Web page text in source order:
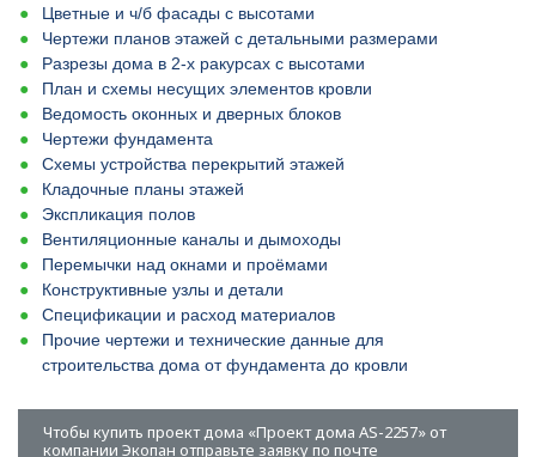
Цветные и ч/б фасады с высотами
Чертежи планов этажей с детальными размерами
Разрезы дома в 2-х ракурсах с высотами
План и схемы несущих элементов кровли
Ведомость оконных и дверных блоков
Чертежи фундамента
Схемы устройства перекрытий этажей
Кладочные планы этажей
Экспликация полов
Вентиляционные каналы и дымоходы
Перемычки над окнами и проёмами
Конструктивные узлы и детали
Спецификации и расход материалов
Прочие чертежи и технические данные для
строительства дома от фундамента до кровли
Чтобы купить проект дома «Проект дома AS-2257» от
компании Экопан отправьте заявку по почте